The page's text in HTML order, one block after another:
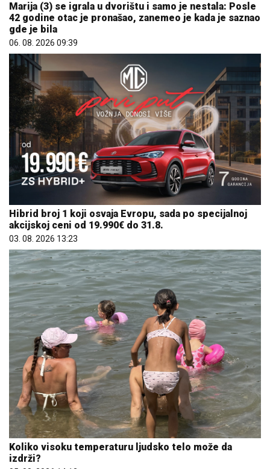
Marija (3) se igrala u dvorištu i samo je nestala: Posle
42 godine otac je pronašao, zanemeo je kada je saznao
gde je bila
06. 08. 2026 09:39
Hibrid broj 1 koji osvaja Evropu, sada po specijalnoj
akcijskoj ceni od 19.990€ do 31.8.
03. 08. 2026 13:23
Koliko visoku temperaturu ljudsko telo može da
izdrži?